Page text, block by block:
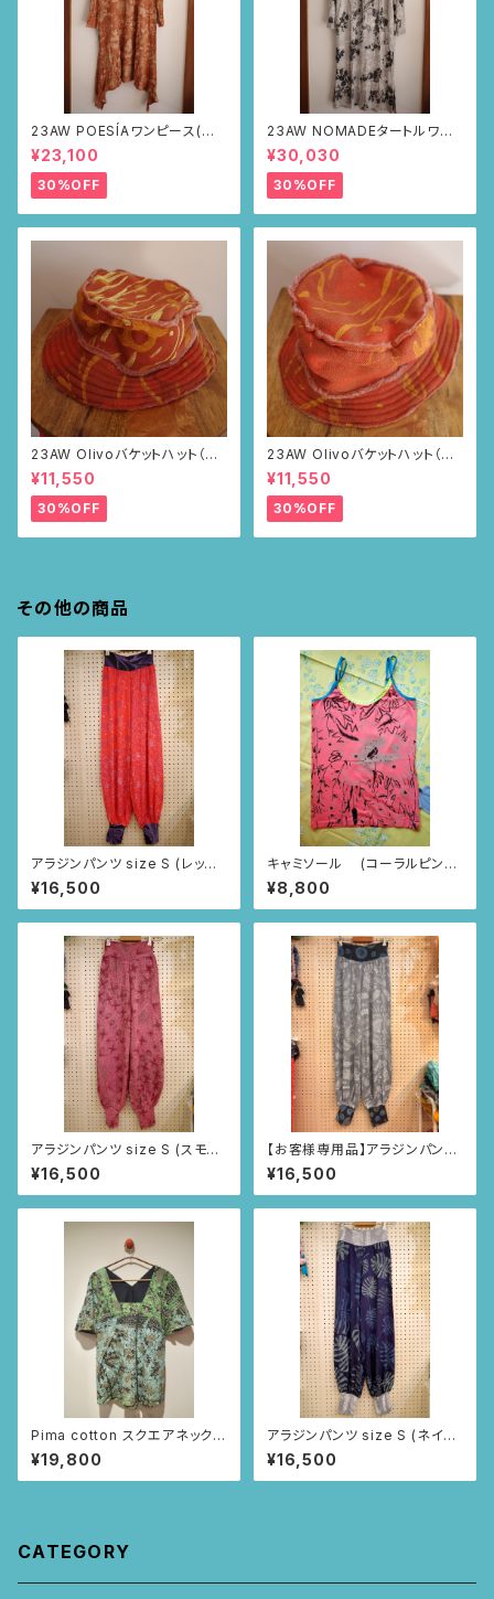
23AW POESÍAワンピース(ブラ
ウン・サボテンの山道柄)
¥23,100
30%OFF
23AW NOMADEタートルワン
ピース(メランジグレー・サボテ
ンの山道柄)
¥30,030
30%OFF
23AW Olivoバケットハット（ブ
ラウン・ポピー柄）
¥11,550
30%OFF
23AW Olivoバケットハット（ブ
ラウン・ポピー柄）
¥11,550
30%OFF
その他の商品
アラジンパンツ size S (レッド/
インドの小花柄)
¥16,500
キャミソール (コーラルピンク/
ブラジルのお花柄)
¥8,800
アラジンパンツ size S (スモー
キーピンク/ニャンドゥティ柄)
¥16,500
【お客様専用品】アラジンパンツ
size M (ライトグレー/ルイーサ
の羽根柄)
¥16,500
Pima cotton スクエアネックブ
ラウス (ブラック/レースとツタ
柄)
¥19,800
アラジンパンツ size S (ネイビ
ー/モンステラ柄)
¥16,500
CATEGORY